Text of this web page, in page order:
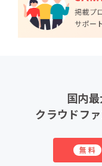
国内
クラウドフ
無料